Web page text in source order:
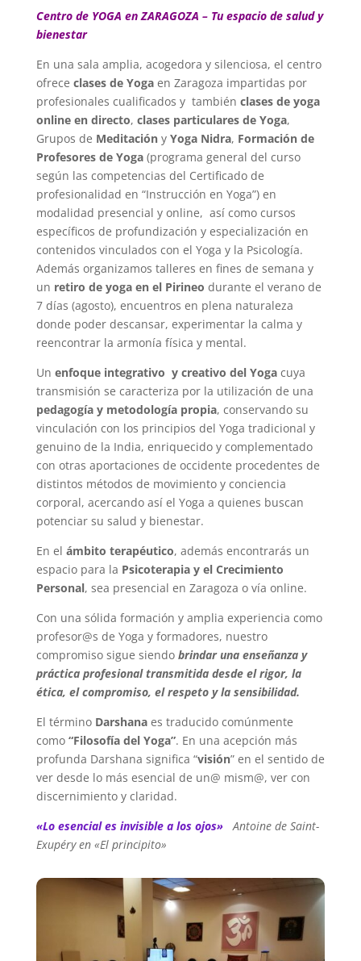
Centro de YOGA en ZARAGOZA – Tu espacio de salud y
bienestar
En una sala amplia, acogedora y silenciosa, el centro
ofrece clases de Yogaen Zaragoza impartidas por
profesionales cualificados y también clases de yoga
online en directo, clases particulares de Yoga,
Grupos de Meditacióny Yoga Nidra, Formación de
Profesores de Yoga (programa general del curso
según las competencias del Certificado de
profesionalidad en “Instrucción en Yoga”) en
modalidad presencial y online, así como cursos
específicos de profundización y especialización en
contenidos vinculados con el Yoga y la Psicología.
Además organizamos talleres en fines de semana y
un retiro de yoga en el Pirineo durante el verano de
7 días (agosto), encuentros en plena naturaleza
donde poder descansar, experimentar la calma y
reencontrar la armonía física y mental.
Un enfoque integrativo y creativo del Yogacuya
transmisión se caracteriza por la utilización de una
pedagogía y metodología propia, conservando su
vinculación con los principios del Yoga tradicional y
genuino de la India, enriquecido y complementado
con otras aportaciones de occidente procedentes de
distintos métodos de movimiento y conciencia
corporal, acercando así el Yoga a quienes buscan
potenciar su salud y bienestar.
En el ámbito terapéutico, además encontrarás un
espacio para la Psicoterapia y el Crecimiento
Personal, sea presencial en Zaragoza o vía online.
Con una sólida formación y amplia experiencia como
profesor@s de Yoga y formadores, nuestro
compromiso sigue siendo brindar una enseñanza y
práctica profesional transmitida desde el rigor, la
ética, el compromiso, el respeto y la sensibilidad.
El término Darshanaes traducido comúnmente
como “Filosofía del Yoga”. En una acepción más
profunda Darshana significa “visión” en el sentido de
ver desde lo más esencial de un@ mism@, ver con
discernimiento y claridad.
«Lo esencial es invisible a los ojos»
Antoine de Saint-
Exupéry en «El principito»